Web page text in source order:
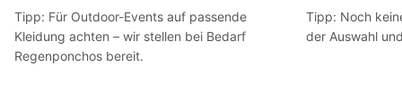
Tipp: Für Outdoor-Events auf passende
Kleidung achten – wir stellen bei Bedarf
Regenponchos bereit.
Tipp: Noch
der Auswahl